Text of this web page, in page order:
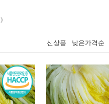
신상품 낮은가격순